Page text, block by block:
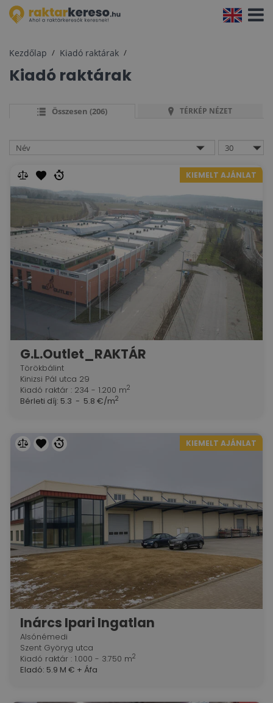
Kezdőlap Kiadó raktárak
Kiadó raktárak
Összesen (206) TÉRKÉP NÉZET
KIEMELT AJÁNLAT
G.L.Outlet_RAKTÁR
Törökbálint
Kinizsi Pál utca 29
Kiadó raktár : 234 - 1.200 m2
Bérleti díj: 5.3 - 5.8 €/m2
KIEMELT AJÁNLAT
Inárcs Ipari Ingatlan
Alsónémedi
Szent Györyg utca
Kiadó raktár : 1.000 - 3.750 m2
Eladó: 5.9 M € + Áfa